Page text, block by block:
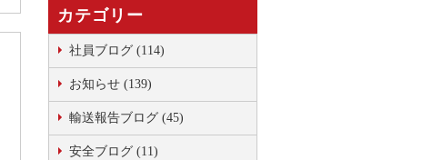
カテゴリー
社員ブログ (114)
お知らせ (139)
輸送報告ブログ (45)
安全ブログ (11)